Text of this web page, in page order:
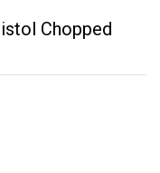
Chopped